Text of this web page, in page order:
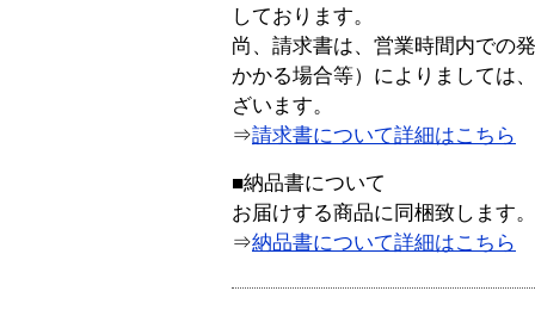
しております。
尚、請求書は、営業時間内での
かかる場合等）によりましては
ざいます。
⇒請求書について詳細はこちら
■納品書について
お届けする商品に同梱致します。
⇒納品書について詳細はこちら